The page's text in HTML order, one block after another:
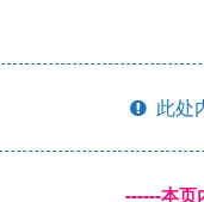
此处
------本页